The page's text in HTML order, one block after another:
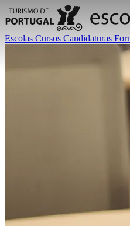
Escolas Cursos Candidaturas